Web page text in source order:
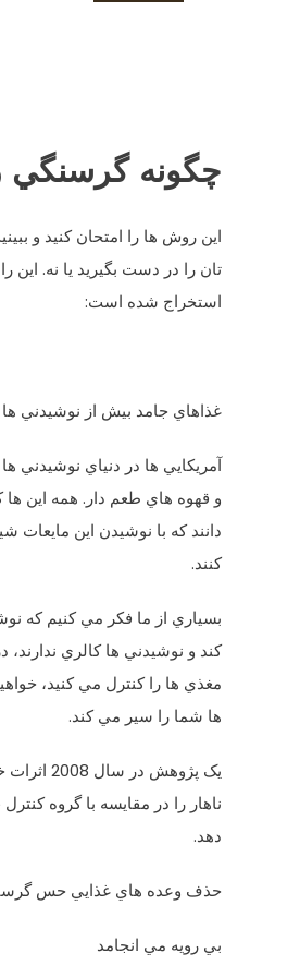
چگونه گرسنگي
اين روش ‌ها را امتحان کنيد و
تان را در دست بگيريد يا نه. اين
استخراج شده است:
غذاهاي جامد بيش از نوشيدني‌ ها
آمريکايي ‌ها در دنياي نوشيدني
و قهوه ‌هاي طعم‌ دار. همه اين ها
‌دانند که با نوشيدن اين مايعات
‌کنند.
بسياري از ما فکر مي‌ کنيم که
‌کند و نوشيدني‌ ها کالري
مغذي ‌ها را کنترل مي‌ کنيد،
ها شما را سير مي‌ کند.
يک پژوهش در سال 2008 اثرات خوردن انواع سيب را بر اشتها بررسي کرد. ديده شد که خوردن يک
ناهار را در مقايسه با گروه کنترل 15 درصد کاهش مي‌ دهد و نسبت به مصرف
دهد.
حذف وعده‌ هاي غذايي حس
بي ‌رويه مي ‌انجامد